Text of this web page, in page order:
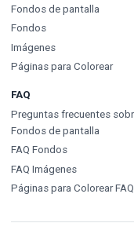
Fondos de pantalla
Fondos
Imágenes
Páginas para Colorear
FAQ
Preguntas frecuentes
Fondos de pantalla
FAQ Fondos
FAQ Imágenes
Páginas para Colorear FAQ